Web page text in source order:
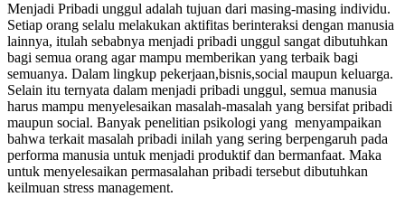
Menjadi Pribadi unggul adalah tujuan dari masing-masing individu.
Setiap orang selalu melakukan aktifitas berinteraksi dengan manusia
lainnya, itulah sebabnya menjadi pribadi unggul sangat dibutuhkan
bagi semua orang agar mampu memberikan yang terbaik bagi
semuanya. Dalam lingkup pekerjaan,bisnis,social maupun keluarga.
Selain itu ternyata dalam menjadi pribadi unggul, semua manusia
harus mampu menyelesaikan masalah-masalah yang bersifat pribadi
maupun social. Banyak penelitian psikologi yang menyampaikan
bahwa terkait masalah pribadi inilah yang sering berpengaruh pada
performa manusia untuk menjadi produktif dan bermanfaat. Maka
untuk menyelesaikan permasalahan pribadi tersebut dibutuhkan
keilmuan stress management.